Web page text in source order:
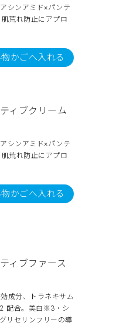
シンアミド×パンテ
荒れ防止にアプロ
かごへ入れる
ィブクリーム
シンアミド×パンテ
荒れ防止にアプロ
かごへ入れる
ィブファース
成分、トラネキサム
配合。美白※3・シ
リセリンフリーの導